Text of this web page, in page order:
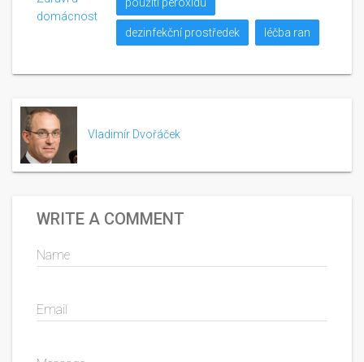
domácnost
dezinfekční prostředek léčba ran
Vladimír Dvořáček
WRITE A COMMENT
Name
Email